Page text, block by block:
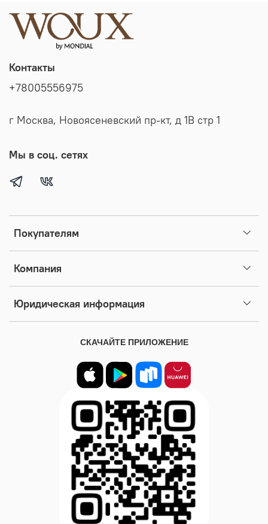
Покупателям
Компания
Юридическая информация
Контакты
+78005556975
г Москва, Новоясеневский пр-кт, д 1В стр 1
Мы в соц. сетях
СКАЧАЙТЕ ПРИЛОЖЕНИЕ